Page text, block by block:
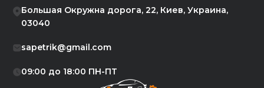
Большая Окружна дорога, 22, Киев, Украина,
03040
sapetrik@gmail.com
09:00 до 18:00 ПН-ПТ